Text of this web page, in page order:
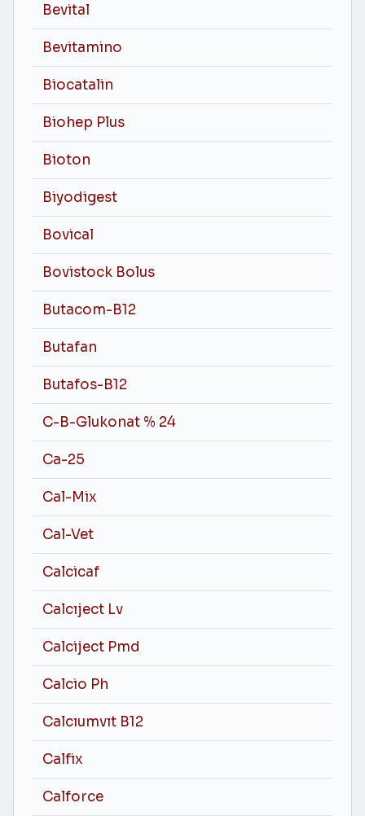
Bevital
Bevitamino
Biocatalin
Biohep Plus
Bioton
Biyodigest
Bovical
Bovistock Bolus
Butacom-B12
Butafan
Butafos-B12
C-B-Glukonat % 24
Ca-25
Cal-Mix
Cal-Vet
Calcicaf
Calcıject Lv
Calciject Pmd
Calcio Ph
Calcıumvıt B12
Calfix
Calforce